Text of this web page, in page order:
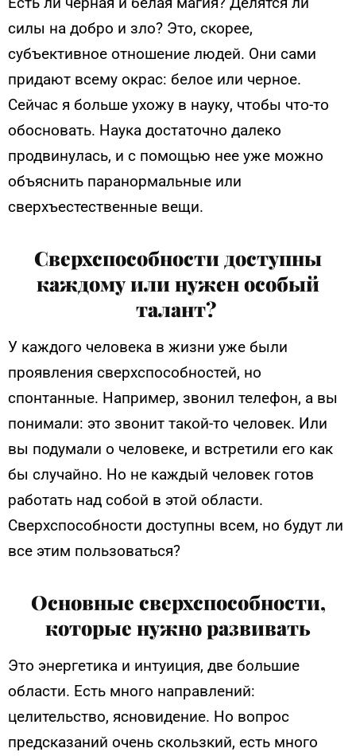
силы на добро и зло? Это, скорее,
субъективное отношение людей. Они сами
придают всему окрас: белое или черное.
Сейчас я больше ухожу в науку, чтобы что-то
обосновать. Наука достаточно далеко
продвинулась, и с помощью нее уже можно
объяснить паранормальные или
сверхъестественные вещи.
Сверхспособности доступны
каждому или нужен особый
талант?
У каждого человека в жизни уже были
проявления сверхспособностей, но
спонтанные. Например, звонил телефон, а вы
понимали: это звонит такой-то человек. Или
вы подумали о человеке, и встретили его как
бы случайно. Но не каждый человек готов
работать над собой в этой области.
Сверхспособности доступны всем, но будут ли
все этим пользоваться?
Основные сверхспособности,
которые нужно развивать
Это энергетика и интуиция, две большие
области. Есть много направлений:
целительство, ясновидение. Но вопрос
предсказаний очень скользкий, есть много